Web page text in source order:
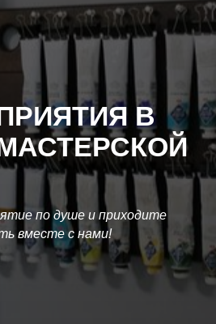
В
по душе и приходите
вместе с нами!